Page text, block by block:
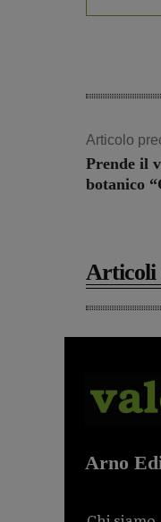
Articolo
Prende il
botanico
Articoli
Arno